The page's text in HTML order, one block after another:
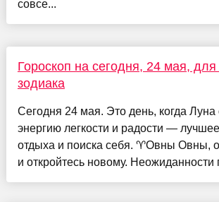
совсе...
Гороскоп на сегодня, 24 мая, для
зодиака
Сегодня 24 мая. Это день, когда Луна
энергию легкости и радости —
отдыха и поиска себя. ♈️Овны Овны,
и откройтесь новому. Неожиданности